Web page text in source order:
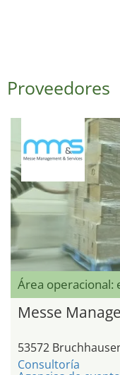
Proveedores
Área operacional:
Messe
53572
Consultoría